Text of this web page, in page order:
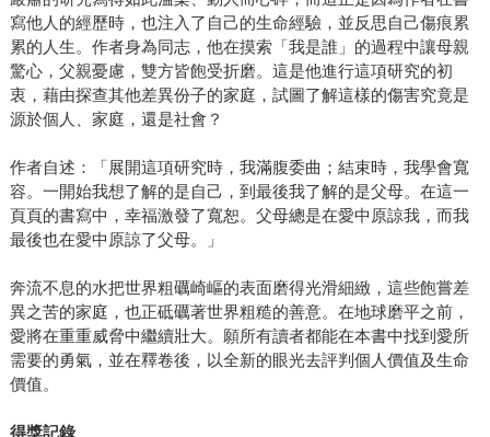
寫他人的經歷時，也注入了自己的生命經驗，並反思自己傷痕累
累的人生。作者身為同志，他在摸索「我是誰」的過程中讓母親
驚心，父親憂慮，雙方皆飽受折磨。這是他進行這項研究的初
衷，藉由探查其他差異份子的家庭，試圖了解這樣的傷害究竟是
源於個人、家庭，還是社會？
作者自述：「展開這項研究時，我滿腹委曲；結束時，我學會寬
容。一開始我想了解的是自己，到最後我了解的是父母。在這一
頁頁的書寫中，幸福激發了寬恕。父母總是在愛中原諒我，而我
最後也在愛中原諒了父母。」
奔流不息的水把世界粗礪崎嶇的表面磨得光滑細緻，這些飽嘗差
異之苦的家庭，也正砥礪著世界粗糙的善意。在地球磨平之前，
愛將在重重威脅中繼續壯大。願所有讀者都能在本書中找到愛所
需要的勇氣，並在釋卷後，以全新的眼光去評判個人價值及生命
價值。
得獎記錄